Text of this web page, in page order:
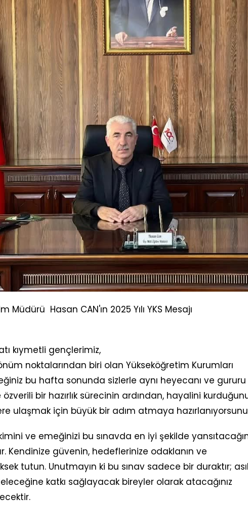
Müdürü Hasan CAN'ın 2025 Yılı YKS Mesajı
kıymetli gençlerimiz,
noktalarından biri olan Yükseköğretim Kurumları
bu hafta sonunda sizlerle aynı heyecanı ve gururu
özverili bir hazırlık sürecinin ardından, hayalini
ulaşmak için büyük bir adım atmaya
ve emeğinizi bu sınavda en iyi şekilde
Kendinize güvenin, hedeflerinize odaklanın ve
tutun. Unutmayın ki bu sınav sadece bir duraktır; asıl
katkı sağlayacak bireyler olarak atacağınız